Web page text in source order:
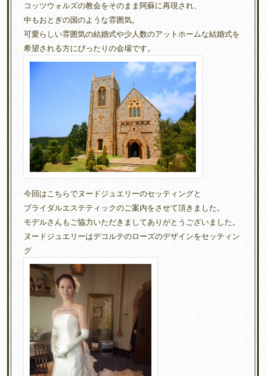
コッツウォルズの教会をそのまま阿蘇に再現され、
中もおとぎの国のような雰囲気。
可愛らしい雰囲気の結婚式や少人数のアットホームな結婚式を
希望される方にぴったりの会場です。
今回はこちらでヌードジュエリーのセッティングと
ブライダルエステティックのご案内をさせて頂きました。
モデルさんもご協力いただきましてありがとうございました。
ヌードジュエリーはデコルテのローズのデザインをセッティン
グ